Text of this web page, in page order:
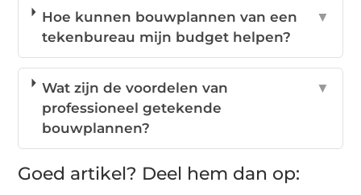
Hoe kunnen bouwplannen van een
tekenbureau mijn budget helpen?
▼
Wat zijn de voordelen van
professioneel getekende
bouwplannen?
▼
Goed artikel? Deel hem dan op: